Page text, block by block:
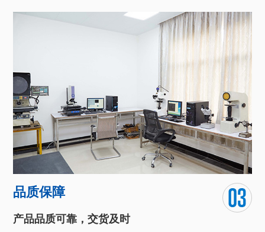
自动化流水生产模式，独立的数控光学曲线磨床精密模具制车
间、后加工车间、模具加工车间、拉轧车间、检测设备车间等。
团队对于化学技术的深入研究和对客户需求的全面把握，让我们
能全心为客户打造独具匠心的产品。